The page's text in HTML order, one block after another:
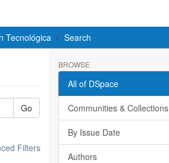
Tecnológica Search
Go
Filters
BROWSE
All of DSpace
Communities & Collections
By Issue Date
Authors